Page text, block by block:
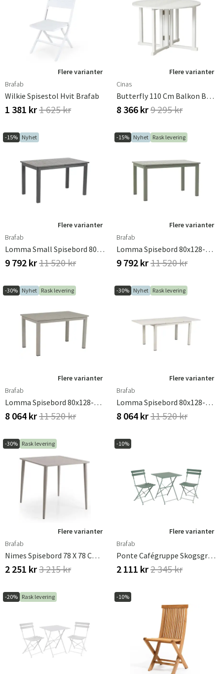
Sverige
Danmark
Norge
Flere varianter
Brafab
Wilkie Spisestol Hvit Brafab
1 381 kr1 625 kr
Flere varianter
Cinas
Butterfly 110 Cm Balkon Bord
8 366 kr9 295 kr
-15% Nyhet
Flere varianter
Brafab
Lomma Small Spisebord 80x128-187 Cm Antrasitt
9 792 kr11 520 kr
-15% Nyhet Rask levering
Flere varianter
Brafab
Lomma Spisebord 80x128-187 Cm Dusty Green
9 792 kr11 520 kr
-30% Nyhet Rask levering
Flere varianter
Brafab
Lomma Spisebord 80x128-187 Cm Khaki
8 064 kr11 520 kr
-30% Nyhet Rask levering
Flere varianter
Brafab
Lomma Spisebord 80x128-187 Cm Light Grey
8 064 kr11 520 kr
-30% Rask levering
Flere varianter
Brafab
Nimes Spisebord 78 X 78 Cm Kaki Brafab
2 251 kr3 215 kr
-10%
Flere varianter
Brafab
Ponte Cafégruppe Skogsgrønn Brafab
2 111 kr2 345 kr
-20% Rask levering -10%